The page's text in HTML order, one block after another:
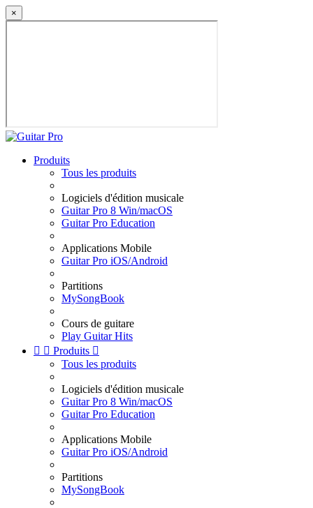
×
Produits
Tous les produits
Logiciels d'édition musicale
Guitar Pro 8 Win/macOS
Guitar Pro Education
Applications Mobile
Guitar Pro iOS/Android
Partitions
MySongBook
Cours de guitare
Play Guitar Hits
  Produits 
Tous les produits
Logiciels d'édition musicale
Guitar Pro 8 Win/macOS
Guitar Pro Education
Applications Mobile
Guitar Pro iOS/Android
Partitions
MySongBook